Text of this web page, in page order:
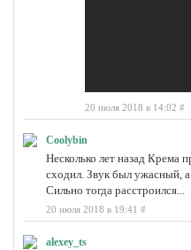
20 июля 2018 в 14:02 #
Coolybin
Несколько лет назад Крема
сходил. Звук был ужасный,
Сильно тогда расстроился...
20 июля 2018 в 19:41 #
alexey_ts